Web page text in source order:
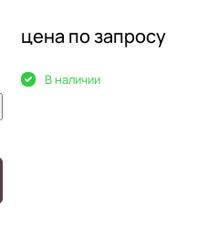
цена по запросу
В наличии